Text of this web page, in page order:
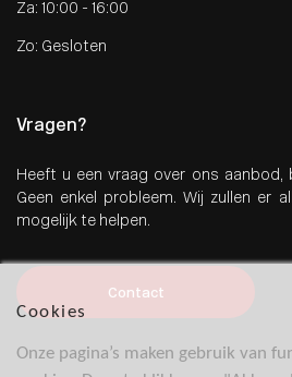
Za: 10:00 - 16:00
Zo: Gesloten
Vragen?
Heeft u een vraag over ons aanbod,
Geen enkel probleem. Wij zullen er
mogelijk te helpen.
Contact
Cookies
Onze pagina’s maken gebruik van